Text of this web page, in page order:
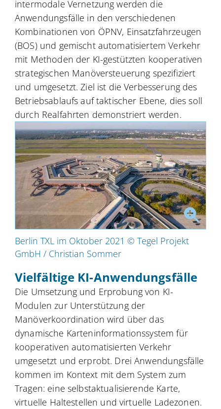
intermodale Vernetzung werden die
Anwendungsfälle in den verschie­de­nen
Kombinationen von ÖPNV, Einsatzfahrzeugen
(BOS) und gemischt automatisiertem Verkehr
mit Methoden der KI-gestützten kooperativen
strategischen Manöversteuerung spezifiziert
und umgesetzt. Ziel ist die Verbesserung des
Betriebsablaufs auf taktischer Ebene, dies soll
durch Realfahrten demonstriert werden.
Berlin TXL im Oktober 2021 © Tegel Projekt
GmbH / Christian Sommer
Vielfältige KI-Anwendungsfälle
Die Umsetzung und Erprobung von KI-
Modulen zur Unterstützung der
Manöverkoordination wird über das
dynamische Karteninformationssystem für
kooperativen automatisierten Verkehr
umgesetzt und erprobt. Drei Anwendungsfälle
kommen im Kontext mit dem System zum
Tragen: eine selbstaktualisierende Karte,
virtuelle Haltestellen und virtuelle Ladezonen.